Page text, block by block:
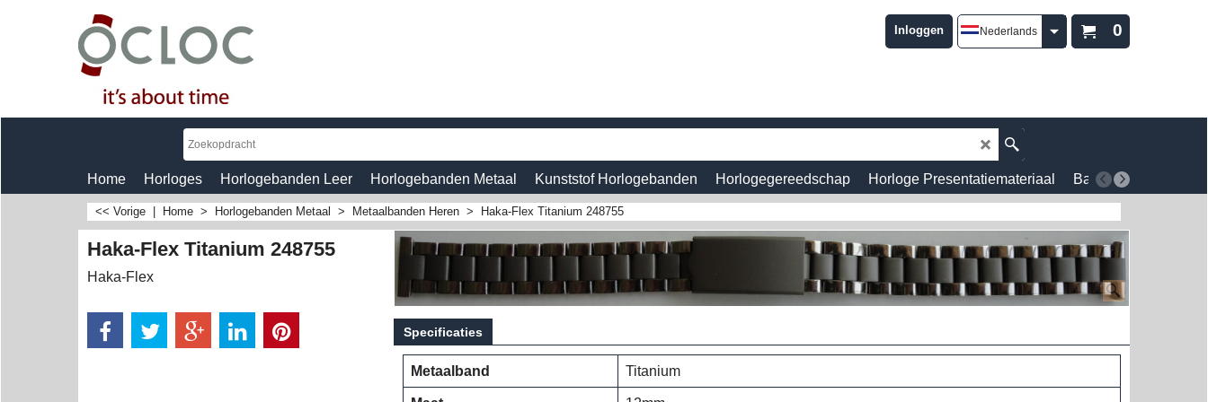
0
Nederlands
Inloggen
Home Horloges Horlogebanden Leer Horlogebanden Metaal Kunststof Horlogebanden Horlogegereedschap Horloge Presentatiemateriaal Batterijen
<< Vorige Home > Horlogebanden Metaal > Metaalbanden Heren > Haka-Flex Titanium 248755
Haka-Flex Titanium 248755
Haka-Flex
Specificaties
Metaalband Titanium